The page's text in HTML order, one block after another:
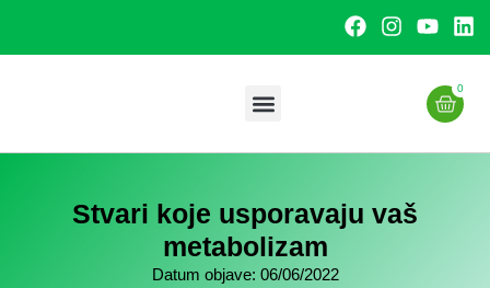
0
Stvari koje usporavaju vaš
metabolizam
Datum objave: 06/06/2022